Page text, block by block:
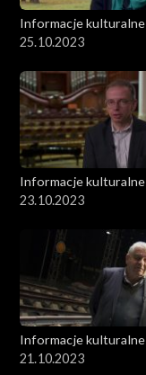
Informacje kulturalne
25.10.2023
Informacje kulturalne
23.10.2023
Informacje kulturalne
21.10.2023